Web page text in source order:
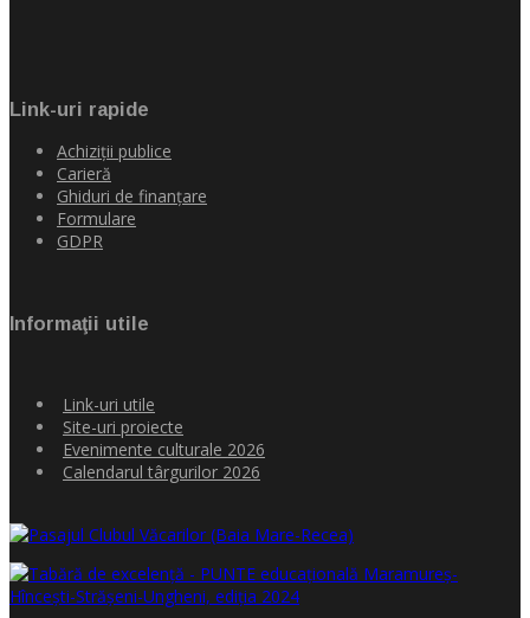
Link-uri rapide
Achiziţii publice
Carieră
Ghiduri de finanţare
Formulare
GDPR
Informaţii utile
Link-uri utile
Site-uri proiecte
Evenimente culturale 2026
Calendarul târgurilor 2026